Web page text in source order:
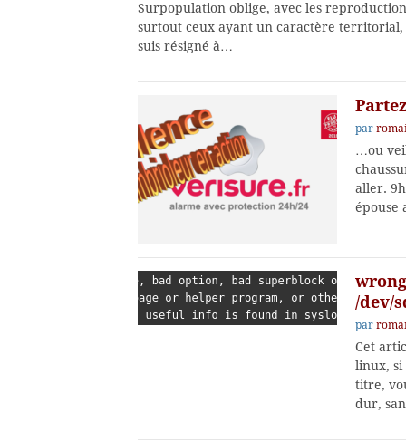
Surpopulation oblige, avec les
surtout ceux ayant un caractère territorial,
suis résigné à…
par
…ou
aller.
épouse
/dev/
par
Cet
linux, si
titre,
dur,